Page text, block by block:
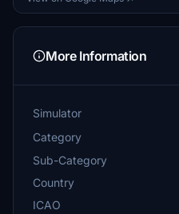
More Information
Simulator
Category
Sub-Category
Country
ICAO